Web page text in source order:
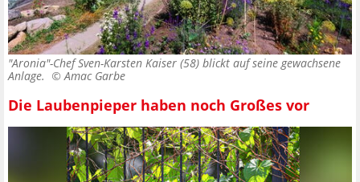
"Aronia"-Chef Sven-Karsten Kaiser (58) blickt auf seine gewachsene
Anlage. ©Amac Garbe
Die Laubenpieper haben noch Großes vor